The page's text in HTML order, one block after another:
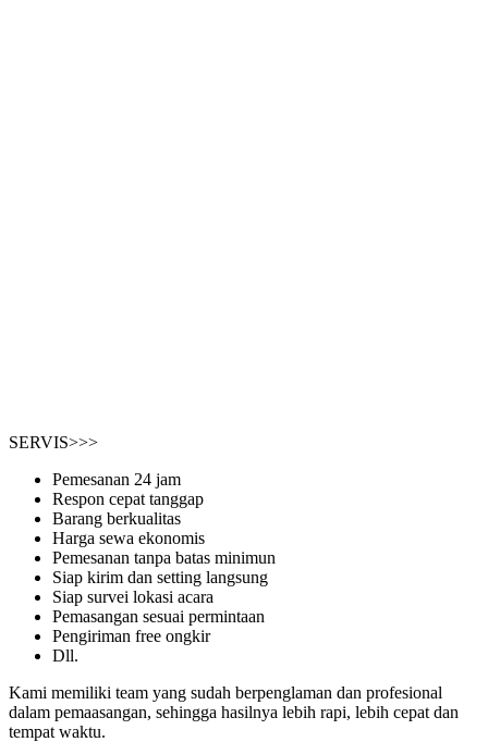
SERVIS>>>
Pemesanan 24 jam
Respon cepat tanggap
Barang berkualitas
Harga sewa ekonomis
Pemesanan tanpa batas minimun
Siap kirim dan setting langsung
Siap survei lokasi acara
Pemasangan sesuai permintaan
Pengiriman free ongkir
Dll.
Kami memiliki team yang sudah berpenglaman dan profesional
dalam pemaasangan, sehingga hasilnya lebih rapi, lebih cepat dan
tempat waktu.